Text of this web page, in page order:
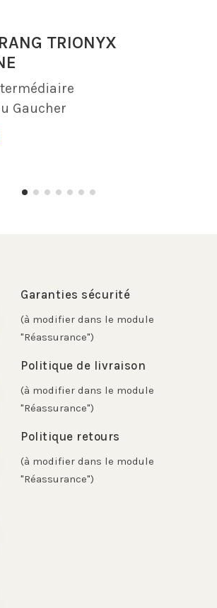
TRIONYX
Gaucher
Garanties sécurité
(à modifier dans le module
"Réassurance")
Politique de livraison
(à modifier dans le module
"Réassurance")
Politique retours
(à modifier dans le module
"Réassurance")